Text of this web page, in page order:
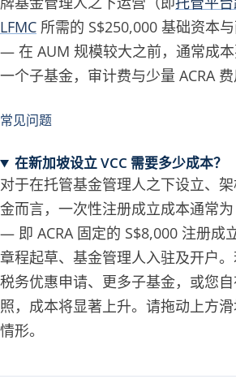
LFMC 所需的 S$250,000 基础资本
— 在 AUM 规模较大之前，通常成
一个子基金，审计费与少量 ACRA 费
常见问题
在新加坡设立 VCC 需要多少成本？
对于在托管基金管理人之下设立、
金而言，一次性注册成立成本通常为
— 即 ACRA 固定的 S$8,000 注册成
章程起草、基金管理人入驻及开户
税务优惠申请、更多子基金，或您
照，成本将显著上升。请拖动上方
情形。